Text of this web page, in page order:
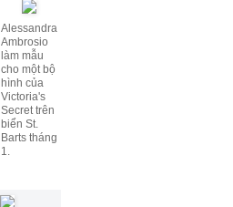
Alessandra
Ambrosio
làm mẫu
cho một bộ
hình của
Victoria's
Secret trên
biển St.
Barts tháng
1.